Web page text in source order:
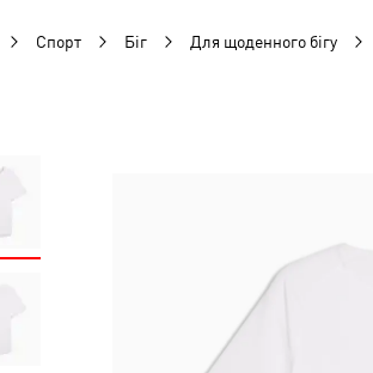
Спорт Біг Для щоденного бігу